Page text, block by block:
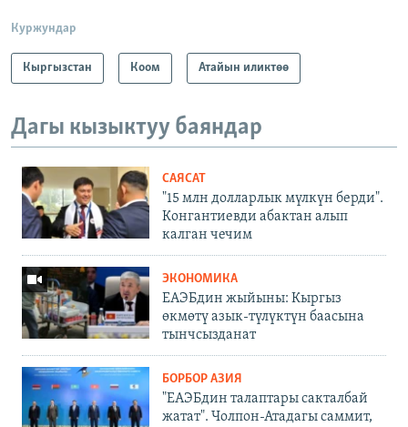
Куржундар
Кыргызстан Коом Атайын иликтөө
Дагы кызыктуу баяндар
САЯСАТ
"15 млн долларлык мүлкүн берди".
Конгантиевди абактан алып
калган чечим
ЭКОНОМИКА
ЕАЭБдин жыйыны: Кыргыз
өкмөтү азык-түлүктүн баасына
тынчсызданат
БОРБОР АЗИЯ
"ЕАЭБдин талаптары сакталбай
жатат". Чолпон-Атадагы саммит,